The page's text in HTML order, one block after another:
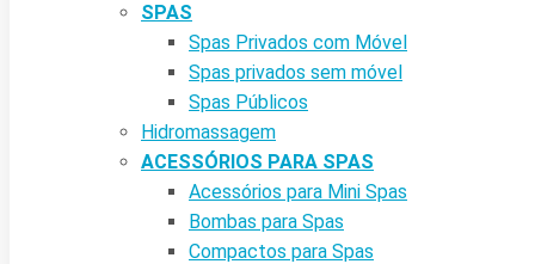
SPAS
Spas Privados com Móvel
Spas privados sem móvel
Spas Públicos
Hidromassagem
ACESSÓRIOS PARA SPAS
Acessórios para Mini Spas
Bombas para Spas
Compactos para Spas